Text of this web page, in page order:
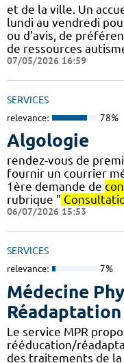
et de la ville. Un
lundi au vendredi
ou d'avis, de
de ressources
07/05/2026 16:59
SERVICES
relevance: 78%
Algologie
rendez-vous de
fournir un courrier
1ère demande de
rubrique "
06/07/2026 15:53
SERVICES
relevance: 7%
Médecine
Réadaptation
Le service MPR
rééducation/
des traitements de